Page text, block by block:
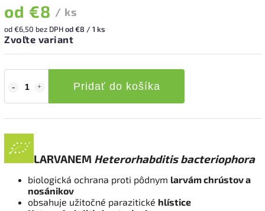
od €8 / ks
od€6,50 bez DPHod €8 / 1 ks
Zvoľte variant
Pridať do košíka
LARVANEM Heterorhabditis bacteriophora
biologická ochrana proti pôdnym larvám chrústov a
nosánikov
obsahuje užitočné parazitické hlístice